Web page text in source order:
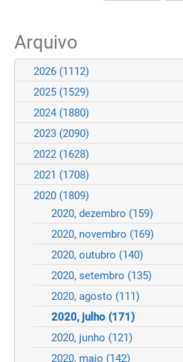
Arquivo
2026 (1112)
2025 (1529)
2024 (1880)
2023 (2090)
2022 (1628)
2021 (1708)
2020 (1809)
2020, dezembro (159)
2020, novembro (169)
2020, outubro (140)
2020, setembro (135)
2020, agosto (111)
2020, julho (171)
2020, junho (121)
2020, maio (142)